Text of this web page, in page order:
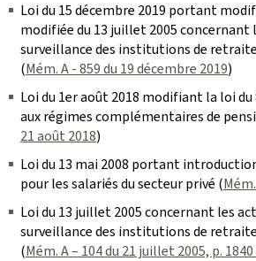
Loi du 15 décembre 2019 portant
modifiée du 13 juillet 2005 concernant
surveillance des institutions de
(Mém. A - 859 du 19 décembre 2019)
Loi du 1er août 2018 modifiant la loi
aux régimes complémentaires de
21 août 2018)
Loi du 13 mai 2008 portant
pour les salariés du secteur privé (
Loi du 13 juillet 2005 concernant les
surveillance des institutions de
(Mém. A – 104 du 21 juillet 2005, p.